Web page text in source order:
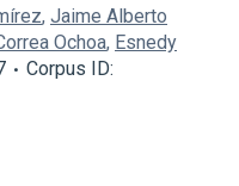
, Jaime Alberto
Ochoa, Esnedy
Corpus ID: